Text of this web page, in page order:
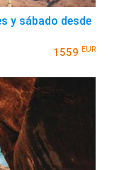
y sábado desde
1559 EUR